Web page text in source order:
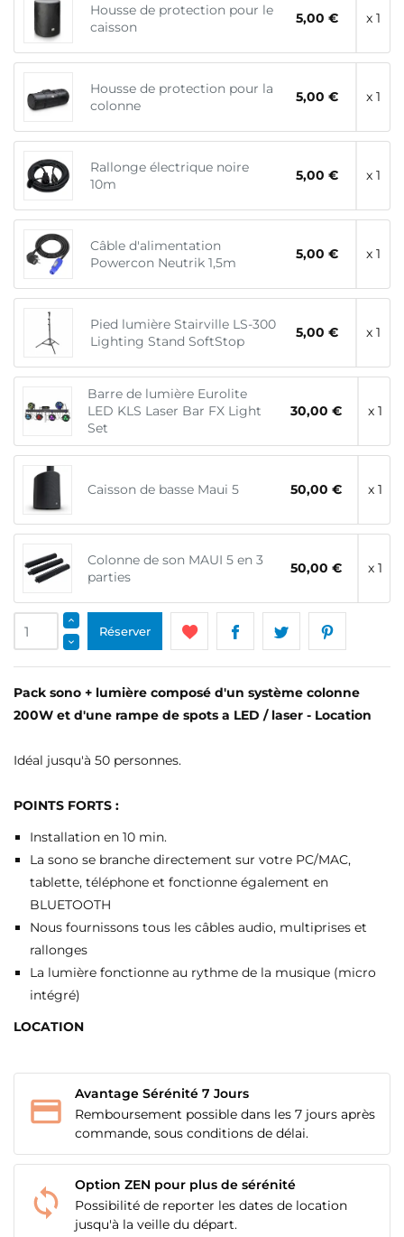
Housse de protection pour le
caisson
5,00 € x 1
Housse de protection pour la
colonne
5,00 € x 1
Rallonge électrique noire
10m
5,00 € x 1
Câble d'alimentation
Powercon Neutrik 1,5m
5,00 € x 1
Pied lumière Stairville LS-300
Lighting Stand SoftStop
5,00 € x 1
Barre de lumière Eurolite
LED KLS Laser Bar FX Light
Set
30,00 € x 1
Caisson de basse Maui 5 50,00 € x 1
Colonne de son MAUI 5 en 3
parties
50,00 € x 1
Réserver
Pack sono + lumière composé d'un système colonne
200W et d'une rampe de spots a LED / laser - Location
Idéal jusqu'à 50 personnes.
POINTS FORTS :
Installation en 10 min.
La sono se branche directement sur votre PC/MAC,
tablette, téléphone et fonctionne également en
BLUETOOTH
Nous fournissons tous les câbles audio, multiprises et
rallonges
La lumière fonctionne au rythme de la musique (micro
intégré)
LOCATION
Avantage Sérénité 7 Jours
Remboursement possible dans les 7 jours après
commande, sous conditions de délai.
Option ZEN pour plus de sérénité
Possibilité de reporter les dates de location
jusqu'à la veille du départ.